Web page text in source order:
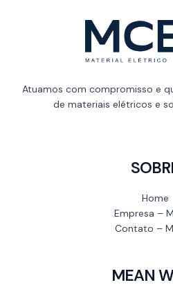
Atuamos com compromisso e
de materiais elétricos e
Home
Empresa –
Contato –
MEAN